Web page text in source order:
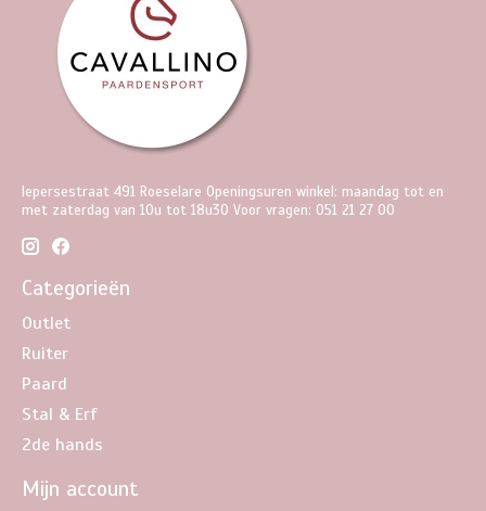
Iepersestraat 491 Roeselare Openingsuren winkel: maandag tot en
met zaterdag van 10u tot 18u30 Voor vragen: 051 21 27 00
Categorieën
Outlet
Ruiter
Paard
Stal & Erf
2de hands
Mijn account